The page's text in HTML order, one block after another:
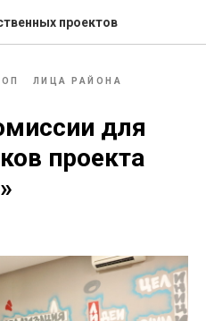
проектов
ЛИЦА РАЙОНА
для
проекта